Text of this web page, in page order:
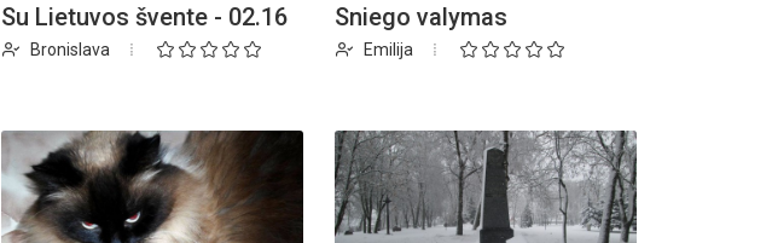
Su Lietuvos švente - 02.16
Bronislava
Sniego valymas
Emilija